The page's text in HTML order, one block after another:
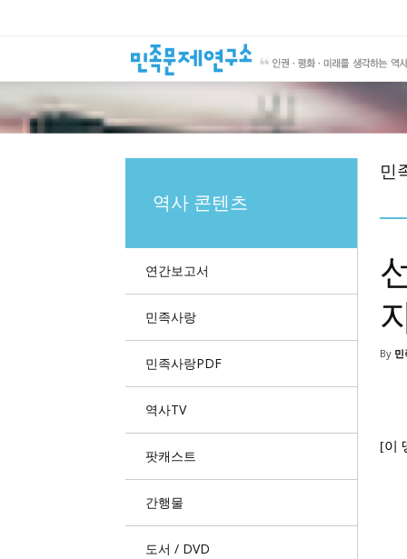
민
By
[이
역사 콘텐츠
연간보고서
민족사랑
민족사랑PDF
역사TV
팟캐스트
간행물
도서 / DVD